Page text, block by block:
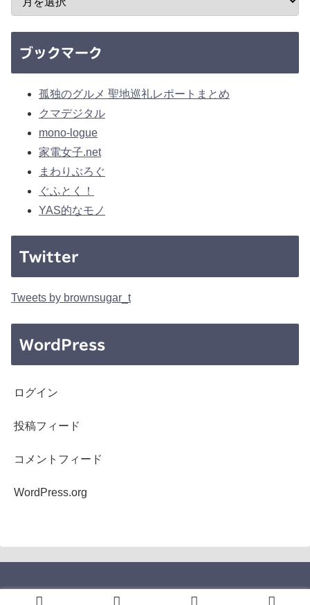
ブックマーク
孤独のグルメ 聖地巡礼レポートまとめ
クマデジタル
mono-logue
家電女子.net
まわりぶろぐ
ぐふとく！
YAS的なモノ
Twitter
Tweets by brownsugar_t
WordPress
ログイン
投稿フィード
コメントフィード
WordPress.org